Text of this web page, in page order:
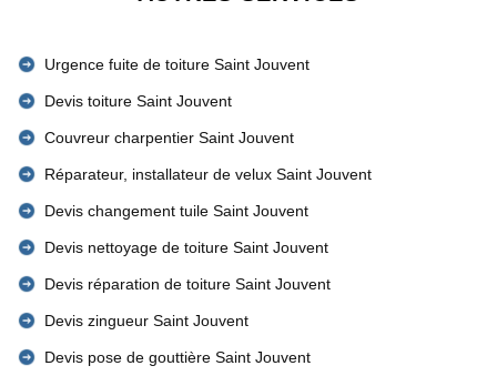
Urgence fuite de toiture Saint Jouvent
Devis toiture Saint Jouvent
Couvreur charpentier Saint Jouvent
Réparateur, installateur de velux Saint Jouvent
Devis changement tuile Saint Jouvent
Devis nettoyage de toiture Saint Jouvent
Devis réparation de toiture Saint Jouvent
Devis zingueur Saint Jouvent
Devis pose de gouttière Saint Jouvent